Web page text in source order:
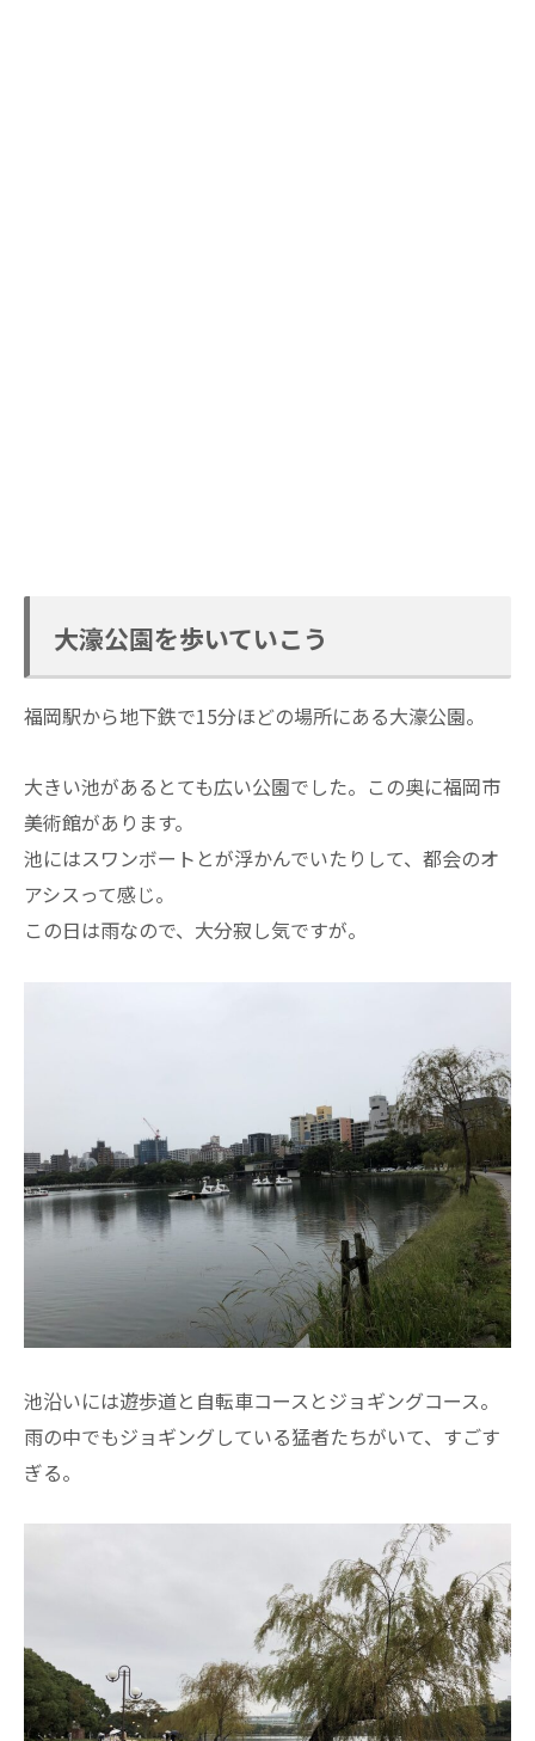
大濠公園を歩いていこう
福岡駅から地下鉄で15分ほどの場所にある大濠公園。
大きい池があるとても広い公園でした。この奥に福岡市
美術館があります。
池にはスワンボートとが浮かんでいたりして、都会のオ
アシスって感じ。
この日は雨なので、大分寂し気ですが。
池沿いには遊歩道と自転車コースとジョギングコース。
雨の中でもジョギングしている猛者たちがいて、すごす
ぎる。